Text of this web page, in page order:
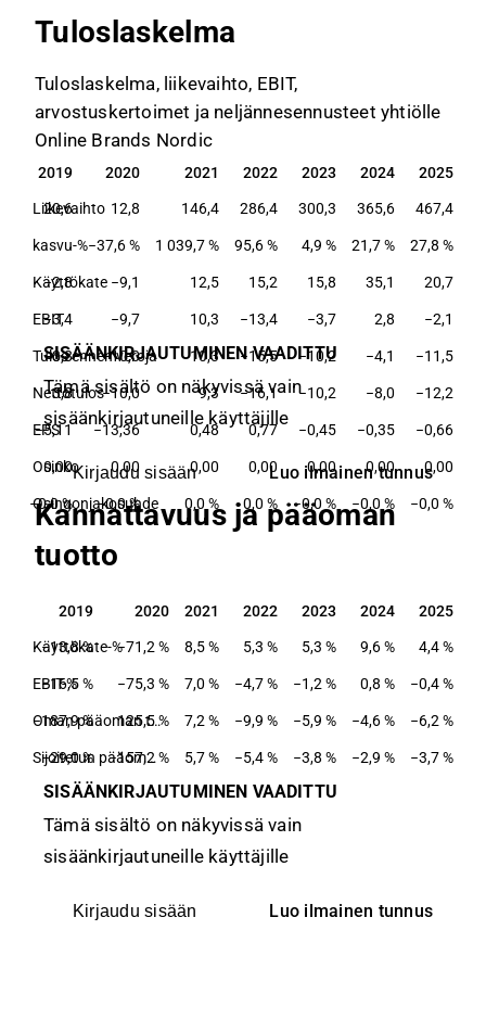
Tuloslaskelma
Tuloslaskelma, liikevaihto, EBIT,
arvostuskertoimet ja neljännesennusteet yhtiölle
Online Brands Nordic
2019 2020 2021 2022 2023 2024 2025
2019 2020 2021 2022 2023 2024 2025
Liikevaihto
20,6 12,8 146,4 286,4 300,3 365,6 467,4
kasvu-%−37,6 % 1 039,7 % 95,6 % 4,9 % 21,7 % 27,8 %
Käyttökate
−2,8 −9,1 12,5 15,2 15,8 35,1 20,7
EBIT
−3,4 −9,7 10,3 −13,4 −3,7 2,8 −2,1
Tulos ennen veroja
−3,8 −10,0 10,3 −15,5 −10,2 −4,1 −11,5
Nettotulos
−3,8 −10,0 9,3 −16,1 −10,2 −8,0 −12,2
EPS
−5,11 −13,36 0,48 0,77 −0,45 −0,35 −0,66
Osinko
0,00 0,00 0,00 0,00 0,00 0,00 0,00
Osingonjakosuhde
−0,0 % −0,0 % 0,0 % 0,0 % −0,0 % −0,0 % −0,0 %
SISÄÄNKIRJAUTUMINEN VAADITTU
Tämä sisältö on näkyvissä vain
sisäänkirjautuneille käyttäjille
Kirjaudu sisään Luo ilmainen tunnus
Kannattavuus ja pääoman
tuotto
2019 2020 2021 2022 2023 2024 2025
2019 2020 2021 2022 2023 2024 2025
Käyttökate-%
−13,8 % −71,2 % 8,5 % 5,3 % 5,3 % 9,6 % 4,4 %
EBIT-%
−16,5 % −75,3 % 7,0 % −4,7 % −1,2 % 0,8 % −0,4 %
Oman pääoman tuotto-%
−187,9 % 125,5 % 7,2 % −9,9 % −5,9 % −4,6 % −6,2 %
Sijoitetun pääoman tuotto-%
−29,0 % −157,2 % 5,7 % −5,4 % −3,8 % −2,9 % −3,7 %
SISÄÄNKIRJAUTUMINEN VAADITTU
Tämä sisältö on näkyvissä vain
sisäänkirjautuneille käyttäjille
Kirjaudu sisään Luo ilmainen tunnus